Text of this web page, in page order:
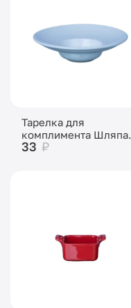
Тарелка для
комплимента Шляпа
80 мл d-150 мм h-50
33 ₽